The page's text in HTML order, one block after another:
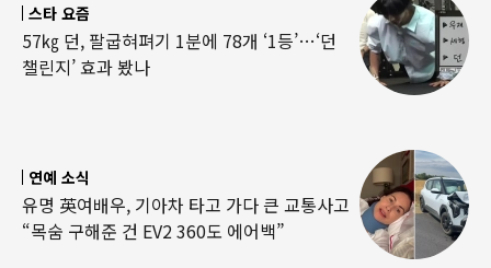
스타 요즘
57㎏ 던, 팔굽혀펴기 1분에 78개 ‘1등’…‘던
챌린지’ 효과 봤나
연예 소식
유명 英여배우, 기아차 타고 가다 큰 교통사고
“목숨 구해준 건 EV2 360도 에어백”